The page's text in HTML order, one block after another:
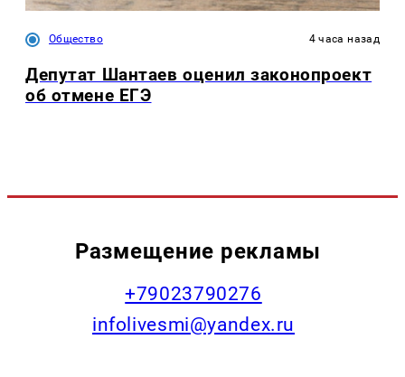
Общество 4 часа назад
Депутат Шантаев оценил законопроект
об отмене ЕГЭ
Размещение рекламы
+79023790276
infolivesmi@yandex.ru